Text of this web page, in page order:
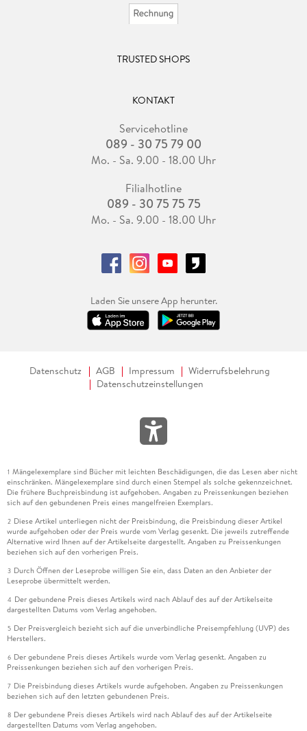
TRUSTED SHOPS
KONTAKT
Servicehotline
089 - 30 75 79 00
Mo. - Sa. 9.00 - 18.00 Uhr
Filialhotline
089 - 30 75 75 75
Mo. - Sa. 9.00 - 18.00 Uhr
Laden Sie unsere App herunter.
Datenschutz AGB Impressum
Widerrufsbelehrung
Datenschutzeinstellungen
1 Mängelexemplare sind Bücher mit leichten Beschädigungen, die das Lesen aber nicht
einschränken. Mängelexemplare sind durch einen Stempel als solche gekennzeichnet.
Die frühere Buchpreisbindung ist aufgehoben. Angaben zu Preissenkungen beziehen
sich auf den gebundenen Preis eines mangelfreien Exemplars.
2 Diese Artikel unterliegen nicht der Preisbindung, die Preisbindung dieser Artikel
wurde aufgehoben oder der Preis wurde vom Verlag gesenkt. Die jeweils zutreffende
Alternative wird Ihnen auf der Artikelseite dargestellt. Angaben zu Preissenkungen
beziehen sich auf den vorherigen Preis.
3 Durch Öffnen der Leseprobe willigen Sie ein, dass Daten an den Anbieter der
Leseprobe übermittelt werden.
4 Der gebundene Preis dieses Artikels wird nach Ablauf des auf der Artikelseite
dargestellten Datums vom Verlag angehoben.
5 Der Preisvergleich bezieht sich auf die unverbindliche Preisempfehlung (UVP) des
Herstellers.
6 Der gebundene Preis dieses Artikels wurde vom Verlag gesenkt. Angaben zu
Preissenkungen beziehen sich auf den vorherigen Preis.
7 Die Preisbindung dieses Artikels wurde aufgehoben. Angaben zu Preissenkungen
beziehen sich auf den letzten gebundenen Preis.
8 Der gebundene Preis dieses Artikels wird nach Ablauf des auf der Artikelseite
dargestellten Datums vom Verlag angehoben.